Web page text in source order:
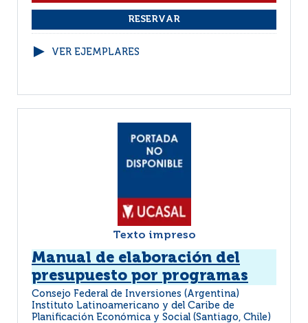
VER EJEMPLARES
Texto impreso
Manual de elaboración del
presupuesto por programas
Consejo Federal de Inversiones (Argentina)
Instituto Latinoamericano y del Caribe de
Planificación Económica y Social (Santiago, Chile)